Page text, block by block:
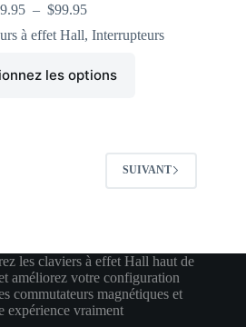
– $99.95
à effet Hall,Interrupteurs
les options
SUIVANT
les claviers à effet Hall haut de
améliorez votre configuration
commutateurs magnétiques et
expérience vraiment